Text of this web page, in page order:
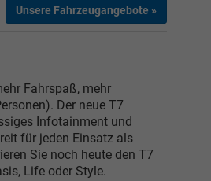
Unsere Fahrzeugangebote »
Fahrspaß, mehr
Der neue T7
Infotainment und
für jeden Einsatz als
Sie noch heute den T7
Life oder Style.
27
car.de